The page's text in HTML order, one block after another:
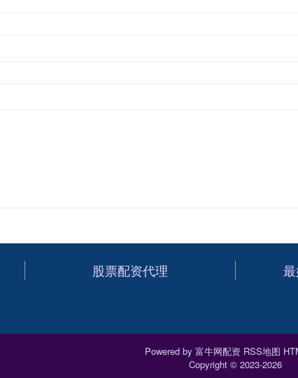
股票配资代理
Powered by 富牛网配资 RSS地图
Copyright © 2023-2026